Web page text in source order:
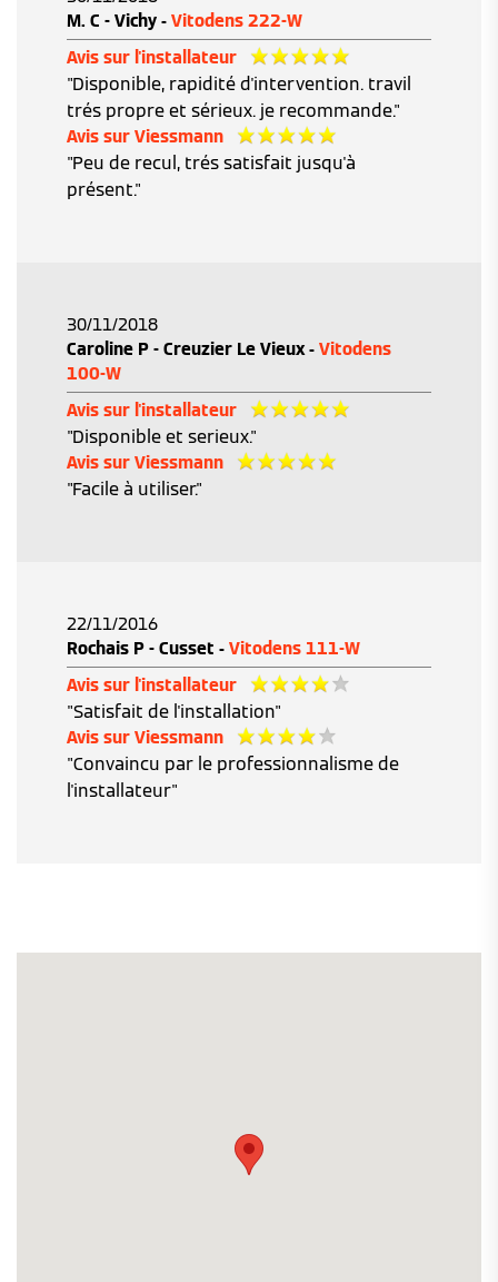
M. C - Vichy - Vitodens 222-W
Avis sur l'installateur
"Disponible, rapidité d'intervention. travil
trés propre et sérieux. je recommande."
Avis sur Viessmann
"Peu de recul, trés satisfait jusqu'à
présent."
30/11/2018
Caroline P - Creuzier Le Vieux - Vitodens
100-W
Avis sur l'installateur
"Disponible et serieux."
Avis sur Viessmann
"Facile à utiliser."
22/11/2016
Rochais P - Cusset - Vitodens 111-W
Avis sur l'installateur
"Satisfait de l'installation"
Avis sur Viessmann
"Convaincu par le professionnalisme de
l'installateur"